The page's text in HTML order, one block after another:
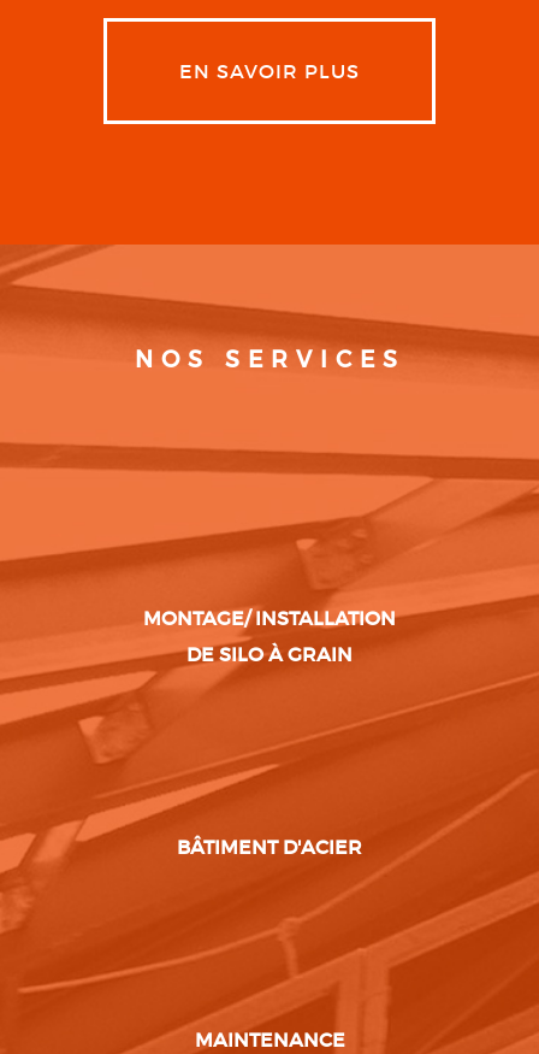
EN SAVOIR PLUS
NOS SERVICES
MONTAGE/ INSTALLATION
DE SILO À GRAIN
BÂTIMENT D'ACIER
MAINTENANCE